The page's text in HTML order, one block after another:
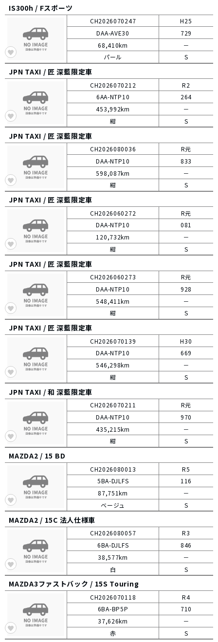
IS300h / Fスポーツ
CH2026070247
H25
DAA-AVE30
729
－
68,410km
パール
S
JPN TAXI / 匠 深藍限定車
CH2026070212
R2
6AA-NTP10
264
－
453,992km
紺
S
JPN TAXI / 匠 深藍限定車
CH2026080036
R元
DAA-NTP10
833
－
598,087km
紺
S
JPN TAXI / 匠 深藍限定車
CH2026060272
R元
DAA-NTP10
081
－
120,732km
紺
S
JPN TAXI / 匠 深藍限定車
CH2026060273
R元
DAA-NTP10
928
－
548,411km
紺
S
JPN TAXI / 匠 深藍限定車
CH2026070139
H30
DAA-NTP10
669
－
546,298km
紺
S
JPN TAXI /和 深藍限定車
CH2026070211
R元
DAA-NTP10
970
－
435,215km
紺
S
MAZDA2 / 15 BD
CH2026080013
R5
5BA-DJLFS
116
－
87,751km
ベージュ
S
MAZDA2 / 15C 法人仕様車
CH2026080057
R3
6BA-DJLFS
846
－
38,577km
白
S
MAZDA3ファストバック / 15S Touring
CH2026070118
R4
6BA-BP5P
710
－
37,626km
赤
S